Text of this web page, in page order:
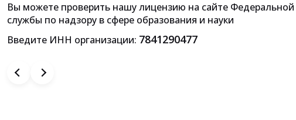
Вы можете проверить нашу лицензию на сайте Федеральной
службы по надзору в сфере образования и науки
Введите ИНН организации: 7841290477
Приложение к лицензии на осуществление
образовательной деятельности